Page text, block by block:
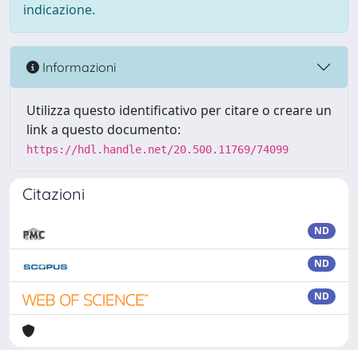
indicazione.
Informazioni
Utilizza questo identificativo per citare o creare un
link a questo documento:
https://hdl.handle.net/20.500.11769/74099
Citazioni
ND
ND
ND